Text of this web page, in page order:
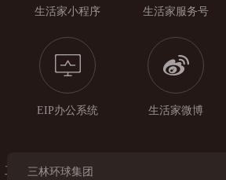
工
生活家小程序 生活家服务号
EIP办公系统 生活家微博
三林环球集团